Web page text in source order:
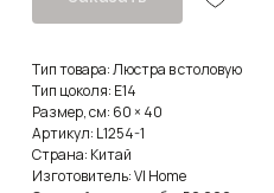
Тип товара: Люстра в столовую
Тип цоколя: E14
Размер, см: 60 × 40
Артикул: L1254-1
Страна: Китай
Изготовитель: VI Home